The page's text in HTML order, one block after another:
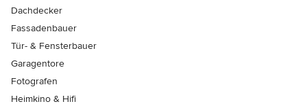
Dachdecker
Fassadenbauer
Tür- & Fensterbauer
Garagentore
Fotografen
Heimkino & Hifi